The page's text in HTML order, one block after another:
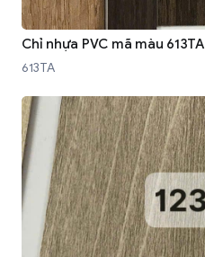
Chỉ nhựa PVC mã màu 613TA
613TA